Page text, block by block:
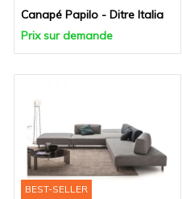
Canapé Papilo - Ditre Italia
Prix sur demande
BEST-SELLER